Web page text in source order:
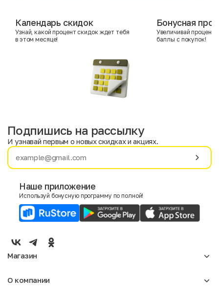
Календарь скидок
Узнай, какой процент скидок ждет тебя
в этом месяце!
Бонусная
Увеличивай процент
баллы с покупок!
Имя
E-mail
Мужской
Подпишись на рассылку
И узнавай первым о новых скидках и акциях.
Наше приложение
Используй бонусную программу по полной!
Магазин
Мужское
О компании